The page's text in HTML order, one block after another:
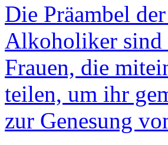
Die Präambel
Alkoholiker sind
Frauen, die
teilen, um ihr
zur Genesung